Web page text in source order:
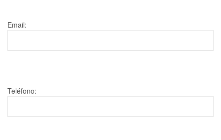
Email:
Teléfono: